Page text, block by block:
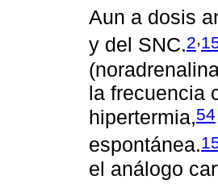
Aun a dosis
y del SNC.2,
la frecuencia
hipertermia,54
espontánea.
el análogo